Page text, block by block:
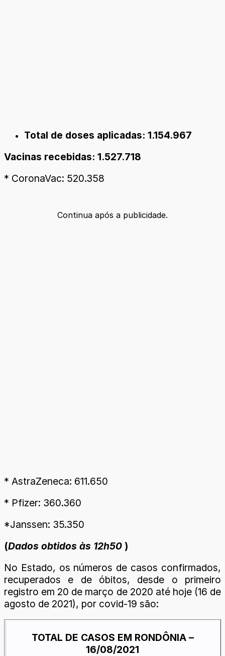
Total de doses aplicadas: 1.154.967
Vacinas recebidas: 1.527.718
* CoronaVac: 520.358
Continua após a publicidade.
* AstraZeneca: 611.650
* Pfizer: 360.360
*Janssen: 35.350
(Dados obtidos às 12h50 )
No Estado, os números de casos confirmados,
recuperados e de óbitos, desde o primeiro
registro em 20 de março de 2020 até hoje (16 de
agosto de 2021), por covid-19 são:
TOTAL DE CASOS EM RONDÔNIA –
16/08/2021